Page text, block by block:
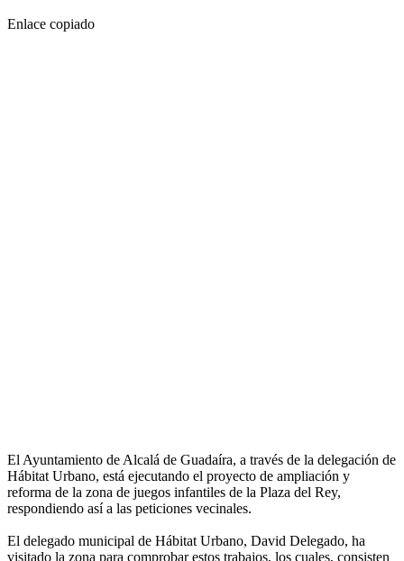
Enlace copiado
El Ayuntamiento de Alcalá de Guadaíra, a través de la delegación de
Hábitat Urbano, está ejecutando el proyecto de ampliación y
reforma de la zona de juegos infantiles de la Plaza del Rey,
respondiendo así a las peticiones vecinales.
El delegado municipal de Hábitat Urbano, David Delegado, ha
visitado la zona para comprobar estos trabajos, los cuales, consisten